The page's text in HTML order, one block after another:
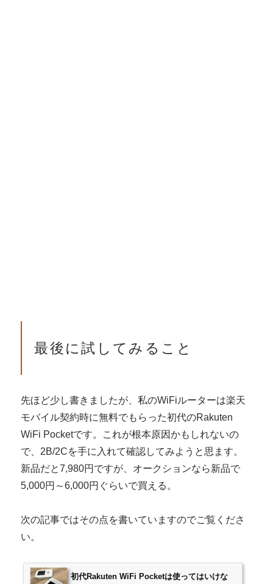
最後に試してみること
先ほど少し書きましたが、私のWiFiルーターは楽天
モバイル契約時に無料でもらった初代のRakuten
WiFi Pocketです。これが根本原因かもしれないの
で、2B/2Cを手に入れて確認してみようと思ます。
新品だと7,980円ですが、オークションなら新品で
5,000円～6,000円ぐらいで買える。
次の記事ではその点を書いていますのでご覧くださ
い。
初代Rakuten WiFi Pocketは使ってはいけな